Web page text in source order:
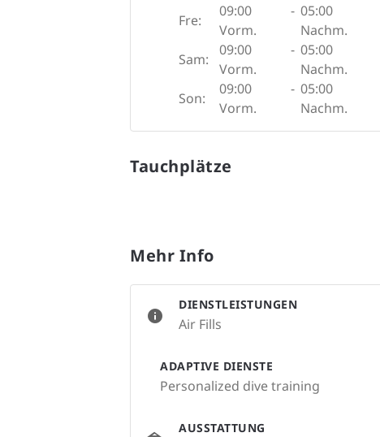
Fre:
09:00
Vorm.
- 05:00
Nachm.
Sam:
09:00
Vorm.
- 05:00
Nachm.
Son:
09:00
Vorm.
- 05:00
Nachm.
Tauchplätze
Mehr Info
DIENSTLEISTUNGEN
Air Fills
ADAPTIVE DIENSTE
Personalized dive training
AUSSTATTUNG